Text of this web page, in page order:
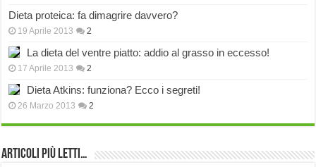
Dieta proteica: fa dimagrire davvero?
19 Aprile 2013 2
La dieta del ventre piatto: addio al grasso in eccesso!
17 Aprile 2013 2
Dieta Atkins: funziona? Ecco i segreti!
26 Marzo 2013 2
Articoli più Letti…